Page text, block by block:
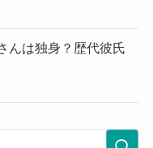
んは独身？歴代彼氏